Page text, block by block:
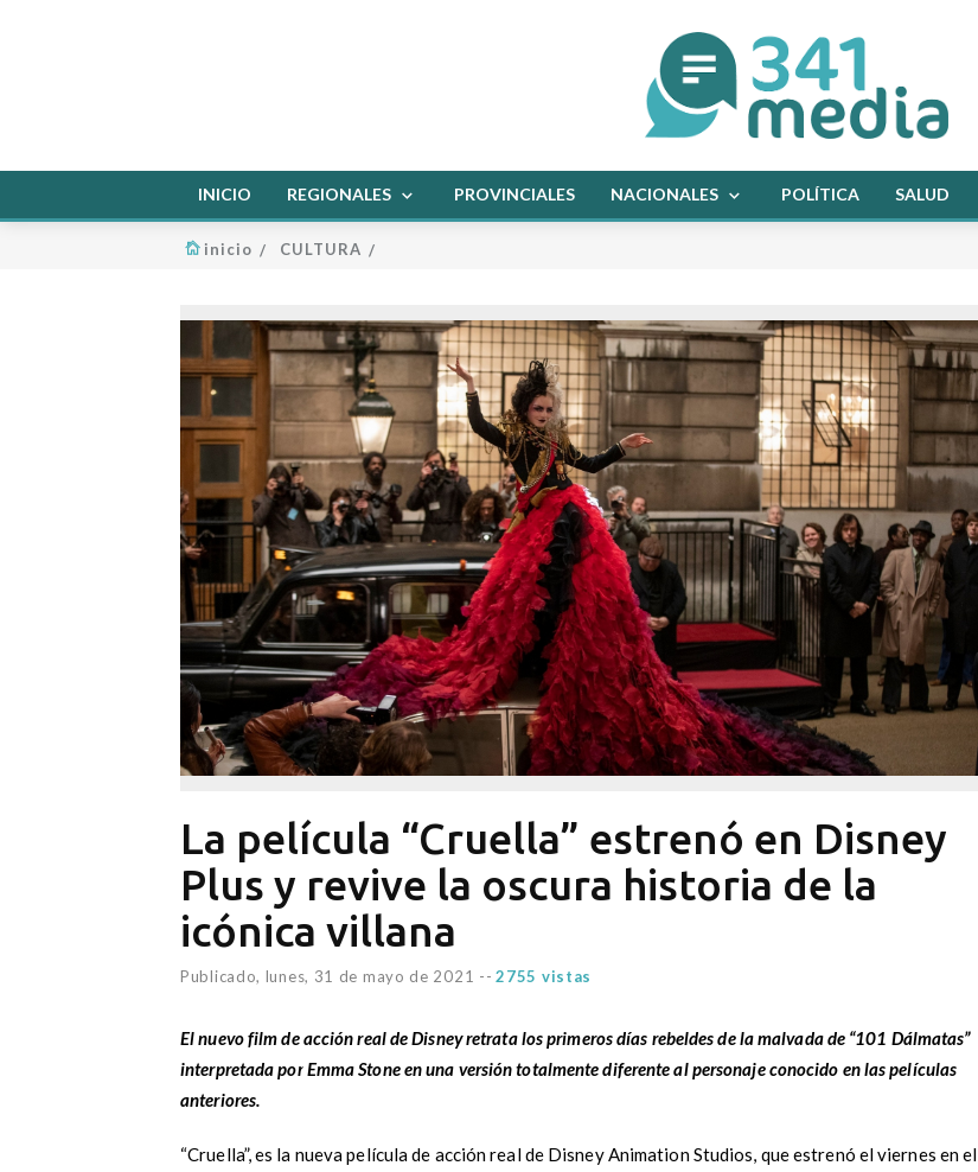
INICIO REGIONALES PROVINCIALES NACIONALES POLÍTICA SALUD
inicio CULTURA
La película “Cruella” estrenó en Disney
Plus y revive la oscura historia de la
icónica villana
Publicado, lunes, 31 de mayo de 2021 -- 2755 vistas
El nuevo film de acción real de Disney retrata los primeros días rebeldes de la malvada de “101 Dálmatas”
interpretada por Emma Stone en una versión totalmente diferente al personaje conocido en las películas
anteriores.
“Cruella”, es la nueva película de acción real de Disney Animation Studios, que estrenó el viernes en el